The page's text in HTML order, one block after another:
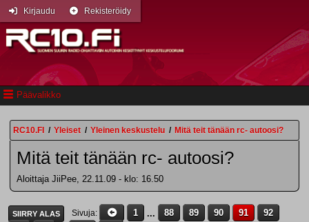
Päävalikko
Kirjaudu Rekisteröidy
RC10.FI / Yleiset / Yleinen keskustelu / Mitä teit tänään rc- autoosi?
Mitä teit tänään rc- autoosi?
Aloittaja JiiPee, 22.11.09 - klo: 16.50
SIIRRY ALAS Sivuja 1 ... 88 89 90 91
92